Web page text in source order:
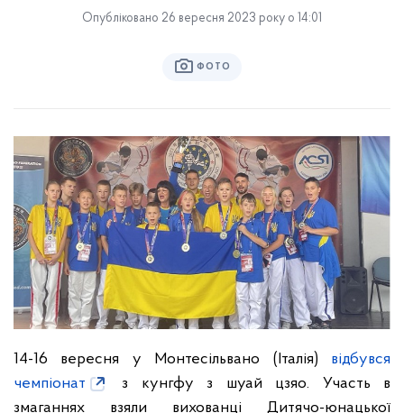
Опубліковано 26 вересня 2023 року о 14:01
ФОТО
14-16 вересня у Монтесільвано (Італія) відбувся
чемпіонат
з кунгфу з шуай цзяо. Участь в
змаганнях взяли вихованці Дитячо-юнацької